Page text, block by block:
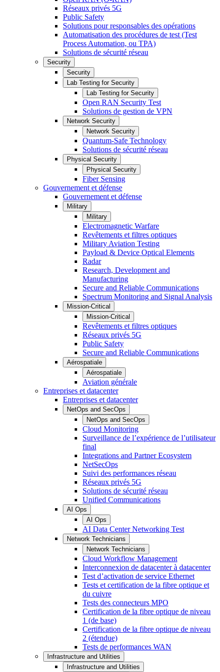
Réseaux privés 5G
Public Safety
Solutions pour responsables des opérations
Automatisation des procédures de test (Test
Process Automation, ou TPA)
Solutions de sécurité réseau
Security
Security
Lab Testing for Security
Lab Testing for Security
Open RAN Security Test
Solutions de gestion de VPN
Network Security
Network Security
Quantum-Safe Technology
Solutions de sécurité réseau
Physical Security
Physical Security
Fiber Sensing
Gouvernement et défense
Gouvernement et défense
Military
Military
Electromagnetic Warfare
Revêtements et filtres optiques
Military Aviation Testing
Payload & Device Optical Elements
Radar
Research, Development and
Manufacturing
Secure and Reliable Communications
Spectrum Monitoring and Signal Analysis
Mission-Critical
Mission-Critical
Revêtements et filtres optiques
Réseaux privés 5G
Public Safety
Secure and Reliable Communications
Aérospatiale
Aérospatiale
Aviation générale
Entreprises et datacenter
Entreprises et datacenter
NetOps and SecOps
NetOps and SecOps
Cloud Monitoring
Surveillance de l’expérience de l’utilisateur
final
Integrations and Partner Ecosystem
NetSecOps
Suivi des performances réseau
Réseaux privés 5G
Solutions de sécurité réseau
Unified Communications
AI Ops
AI Ops
AI Data Center Networking Test
Network Technicians
Network Technicians
Cloud Workflow Management
Interconnexion de datacenter à datacenter
Test d’activation de service Ethernet
Tests et certification de la fibre optique et
du cuivre
Tests des connecteurs MPO
Certification de la fibre optique de niveau
1 (de base)
Certification de la fibre optique de niveau
2 (étendue)
Tests de performances WAN
Infrastructure and Utilities
Infrastructure and Utilities